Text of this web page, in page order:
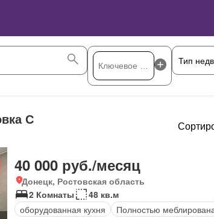
С
40 000 руб./месяц
Донецк, Ростовская область
2 Комнаты
48 кв.м
оборудованная кухня
Полностью